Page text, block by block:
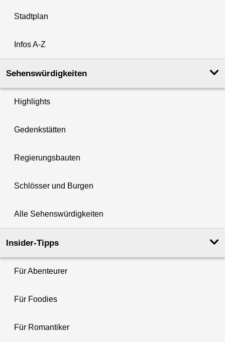
Stadtplan
Infos A-Z
Sehenswürdigkeiten
Highlights
Gedenkstätten
Regierungsbauten
Schlösser und Burgen
Alle Sehenswürdigkeiten
Insider-Tipps
Für Abenteurer
Für Foodies
Für Romantiker